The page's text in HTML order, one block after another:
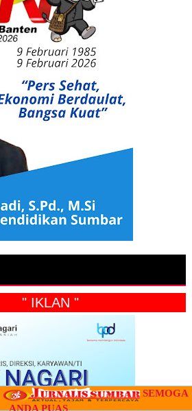
" IKLAN "
SEMOGA
ANDA PUAS